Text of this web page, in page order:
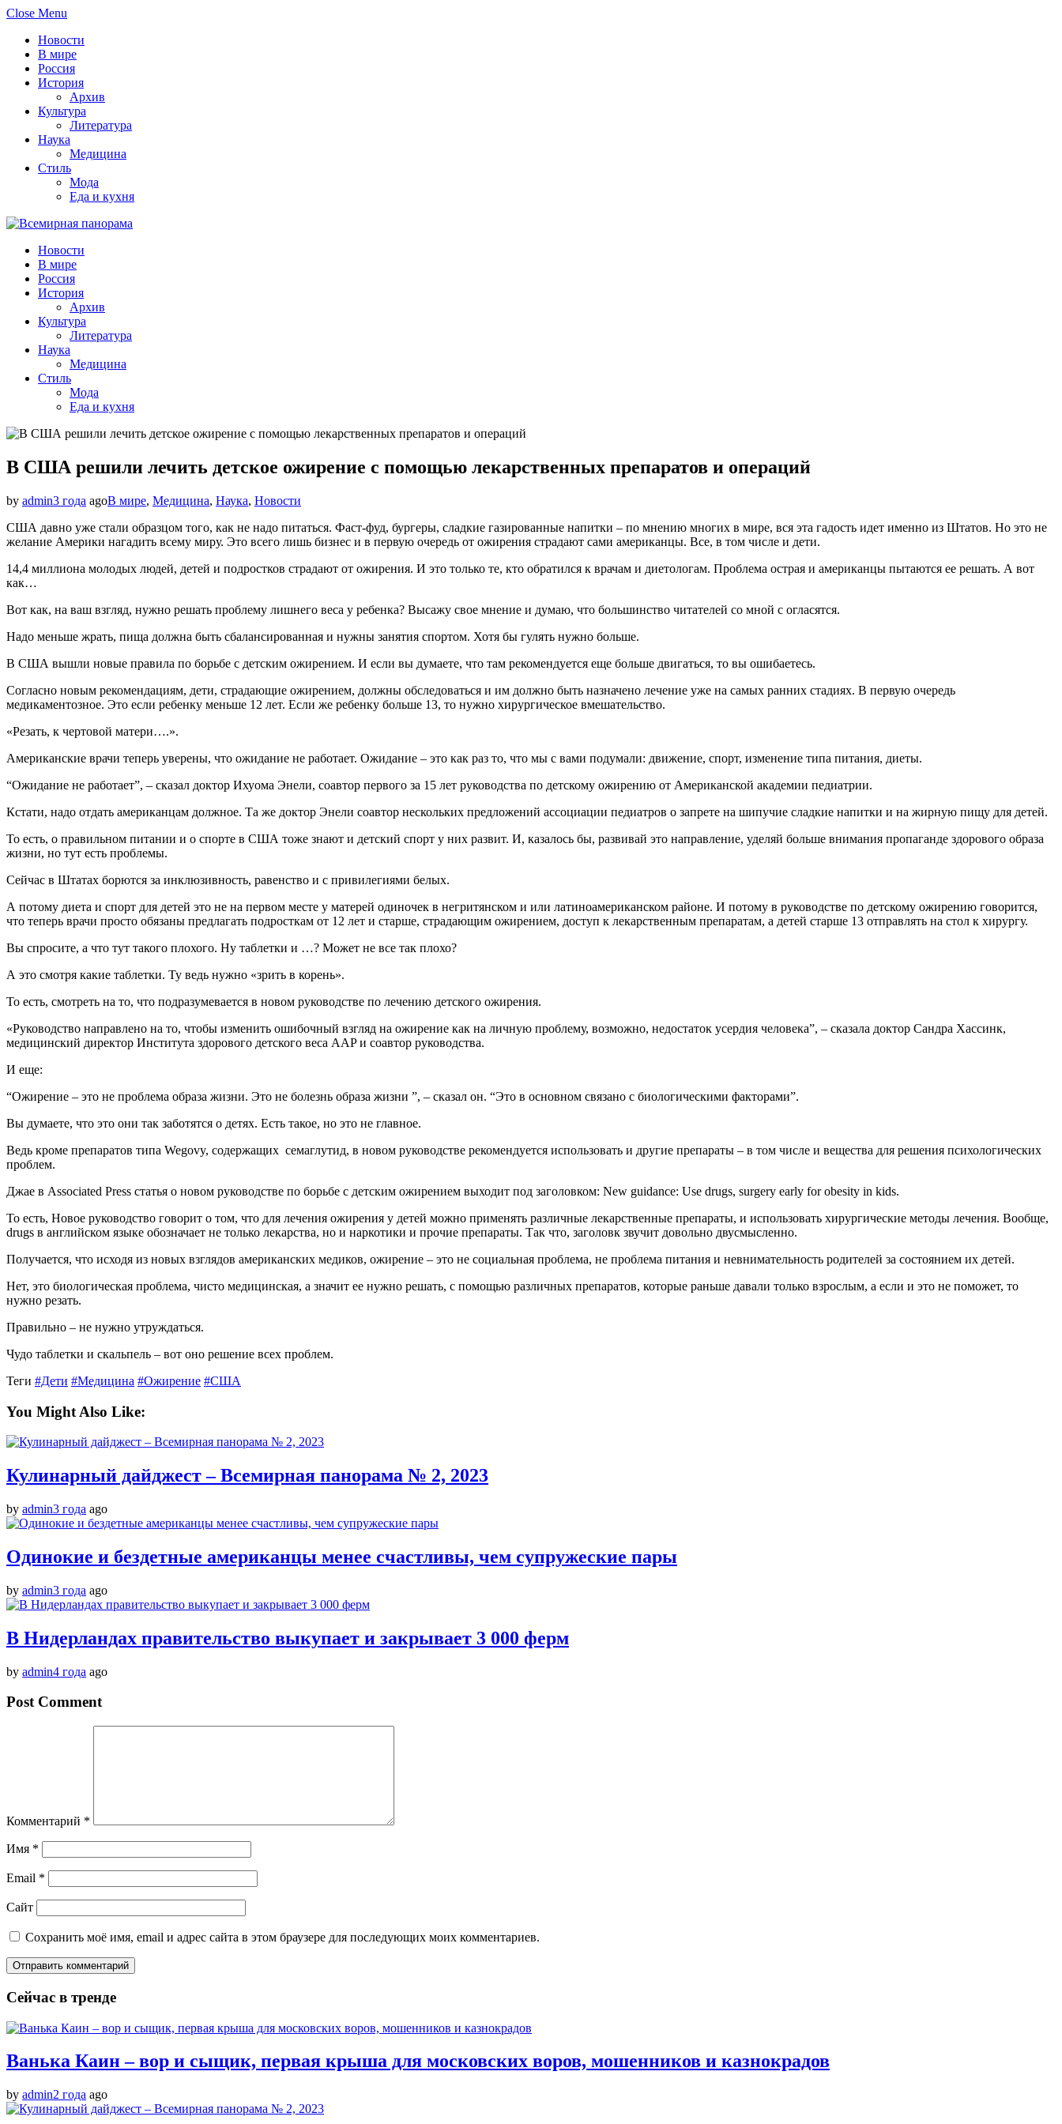
Close Menu
Новости
В мире
Россия
История
Архив
Культура
Литература
Наука
Медицина
Стиль
Мода
Еда и кухня
Новости
В мире
Россия
История
Архив
Культура
Литература
Наука
Медицина
Стиль
Мода
Еда и кухня
В США решили лечить детское ожирение с помощью лекарственных препаратов и операций
by admin3 года agoВ мире, Медицина, Наука, Новости
США давно уже стали образцом того, как не надо питаться. Фаст-фуд, бургеры, сладкие газированные напитки – по мнению многих в мире, вся эта гадость идет именно из Штатов. Но это не
желание Америки нагадить всему миру. Это всего лишь бизнес и в первую очередь от ожирения страдают сами американцы. Все, в том числе и дети.
14,4 миллиона молодых людей, детей и подростков страдают от ожирения. И это только те, кто обратился к врачам и диетологам. Проблема острая и американцы пытаются ее решать. А вот
как…
Вот как, на ваш взгляд, нужно решать проблему лишнего веса у ребенка? Высажу свое мнение и думаю, что большинство читателей со мной с огласятся.
Надо меньше жрать, пища должна быть сбалансированная и нужны занятия спортом. Хотя бы гулять нужно больше.
В США вышли новые правила по борьбе с детским ожирением. И если вы думаете, что там рекомендуется еще больше двигаться, то вы ошибаетесь.
Согласно новым рекомендациям, дети, страдающие ожирением, должны обследоваться и им должно быть назначено лечение уже на самых ранних стадиях. В первую очередь
медикаментозное. Это если ребенку меньше 12 лет. Если же ребенку больше 13, то нужно хирургическое вмешательство.
«Резать, к чертовой матери….».
Американские врачи теперь уверены, что ожидание не работает. Ожидание – это как раз то, что мы с вами подумали: движение, спорт, изменение типа питания, диеты.
“Ожидание не работает”, – сказал доктор Ихуома Энели, соавтор первого за 15 лет руководства по детскому ожирению от Американской академии педиатрии.
Кстати, надо отдать американцам должное. Та же доктор Энели соавтор нескольких предложений ассоциации педиатров о запрете на шипучие сладкие напитки и на жирную пищу для детей.
То есть, о правильном питании и о спорте в США тоже знают и детский спорт у них развит. И, казалось бы, развивай это направление, уделяй больше внимания пропаганде здорового образа
жизни, но тут есть проблемы.
Сейчас в Штатах борются за инклюзивность, равенство и с привилегиями белых.
А потому диета и спорт для детей это не на первом месте у матерей одиночек в негритянском и или латиноамериканском районе. И потому в руководстве по детскому ожирению говорится,
что теперь врачи просто обязаны предлагать подросткам от 12 лет и старше, страдающим ожирением, доступ к лекарственным препаратам, а детей старше 13 отправлять на стол к хирургу.
Вы спросите, а что тут такого плохого. Ну таблетки и …? Может не все так плохо?
А это смотря какие таблетки. Ту ведь нужно «зрить в корень».
То есть, смотреть на то, что подразумевается в новом руководстве по лечению детского ожирения.
«Руководство направлено на то, чтобы изменить ошибочный взгляд на ожирение как на личную проблему, возможно, недостаток усердия человека”, – сказала доктор Сандра Хассинк,
медицинский директор Института здорового детского веса AAP и соавтор руководства.
И еще:
“Ожирение – это не проблема образа жизни. Это не болезнь образа жизни ”, – сказал он. “Это в основном связано с биологическими факторами”.
Вы думаете, что это они так заботятся о детях. Есть такое, но это не главное.
Ведь кроме препаратов типа Wegovy, содержащих семаглутид, в новом руководстве рекомендуется использовать и другие препараты – в том числе и вещества для решения психологических
проблем.
Джае в Associated Press статья о новом руководстве по борьбе с детским ожирением выходит под заголовком: New guidance: Use drugs, surgery early for obesity in kids.
То есть, Новое руководство говорит о том, что для лечения ожирения у детей можно применять различные лекарственные препараты, и использовать хирургические методы лечения. Вообще,
drugs в английском языке обозначает не только лекарства, но и наркотики и прочие препараты. Так что, заголовк звучит довольно двусмысленно.
Получается, что исходя из новых взглядов американских медиков, ожирение – это не социальная проблема, не проблема питания и невнимательность родителей за состоянием их детей.
Нет, это биологическая проблема, чисто медицинская, а значит ее нужно решать, с помощью различных препаратов, которые раньше давали только взрослым, а если и это не поможет, то
нужно резать.
Правильно – не нужно утруждаться.
Чудо таблетки и скальпель – вот оно решение всех проблем.
Теги #Дети #Медицина #Ожирение #США
You Might Also Like:
Кулинарный дайджест – Всемирная панорама № 2, 2023
by admin3 года ago
Одинокие и бездетные американцы менее счастливы, чем супружеские пары
by admin3 года ago
В Нидерландах правительство выкупает и закрывает 3 000 ферм
by admin4 года ago
Post Comment
Комментарий *
Имя *
Email *
Сайт
Сохранить моё имя, email и адрес сайта в этом браузере для последующих моих комментариев.
Сейчас в тренде
Ванька Каин – вор и сыщик, первая крыша для московских воров, мошенников и казнокрадов
by admin2 года ago